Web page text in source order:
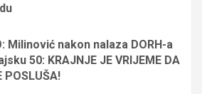
Milinović nakon nalaza DORH-a
50: KRAJNJE JE VRIJEME DA
POSLUŠA!